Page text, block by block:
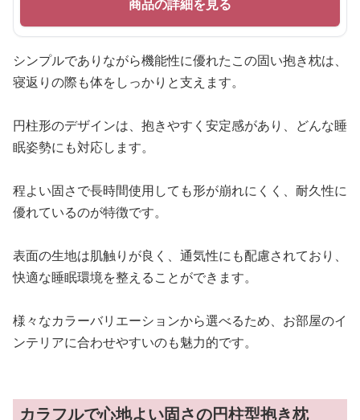
商品の詳細を見る
シンプルでありながら機能性に優れたこの固い抱き枕は、
寝返りの際も体をしっかりと支えます。
円柱形のデザインは、抱きやすく安定感があり、どんな睡
眠姿勢にも対応します。
程よい固さで長時間使用しても形が崩れにくく、耐久性に
優れているのが特徴です。
表面の生地は肌触りが良く、通気性にも配慮されており、
快適な睡眠環境を整えることができます。
様々なカラーバリエーションから選べるため、お部屋のイ
ンテリアに合わせやすいのも魅力的です。
カラフルで心地よい固さの円柱型抱き枕